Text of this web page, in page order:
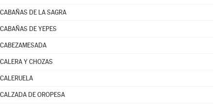
CABAÑAS DE LA SAGRA
CABAÑAS DE YEPES
CABEZAMESADA
CALERA Y CHOZAS
CALERUELA
CALZADA DE OROPESA